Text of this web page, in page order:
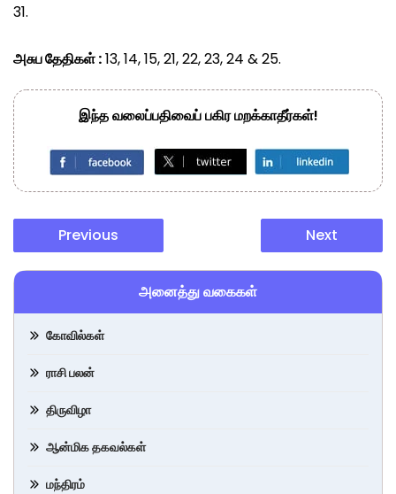
31.
அசுப தேதிகள்:13, 14, 15, 21, 22, 23, 24 & 25.
இந்த வலைப்பதிவைப் பகிர மறக்காதீர்கள்!
Previous Next
அனைத்து வகைகள்
கோவில்கள்
ராசி பலன்
திருவிழா
ஆன்மிக தகவல்கள்
மந்திரம்